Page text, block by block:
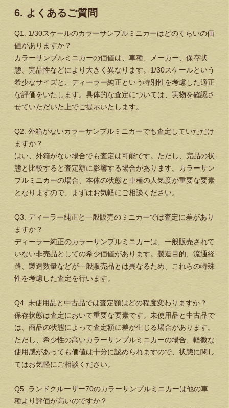
6. よくあるご質問
Q1. 1/30スケールのカラーサンプルミニカーはどのくらいの価
値がありますか？
カラーサンプルミニカーの価値は、車種、メーカー、保存状
態、完品性などにより大きく異なります。1/30スケールという
希少なサイズと、ディーラー純正という特別性を考慮した適正
な評価をいたします。具体的な査定については、実物を確認さ
せていただいた上でご提示いたします。
Q2. 外箱がないカラーサンプルミニカーでも査定していただけ
ますか？
はい、外箱がない場合でも査定は可能です。ただし、完品の状
態と比較すると査定額に影響する場合があります。カラーサン
プルミニカーの場合、本体の状態と車種の人気度が重要な要素
となりますので、まずはお気軽にご相談ください。
Q3. ディーラー純正と一般販売のミニカーでは査定に差があり
ますか？
ディーラー純正のカラーサンプルミニカーは、一般販売されて
いない非売品としての希少価値があります。製造目的、流通経
路、製造数量などが一般販売品とは異なるため、これらの特殊
性を考慮した査定を行います。
Q4. 未使用品と中古品では査定額はどの程度変わりますか？
保存状態は査定において重要な要素です。未使用品と中古品で
は、商品の状態によって査定額に差が生じる場合があります。
ただし、希少性の高いカラーサンプルミニカーの場合、軽微な
使用感があっても価値は十分に認められますので、状態に関し
てはお気軽にご相談ください。
Q5. ランドクルーザー70のカラーサンプルミニカーは他の車
種より評価が高いのですか？